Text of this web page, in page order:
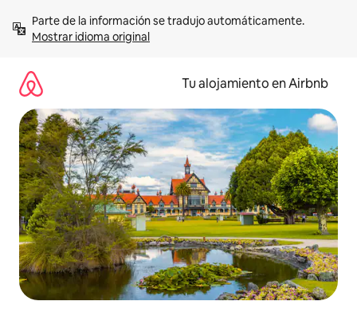
contenidoMostrar idioma original
Tu alojamiento en Airbnb